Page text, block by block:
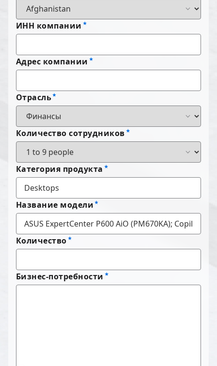
ИНН компании
Адрес компании
Отрасль
Количество сотрудников
Категория продукта
Название модели
Количество
Бизнес-потребности